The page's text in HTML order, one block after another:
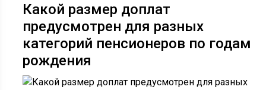
Какой размер доплат
предусмотрен для разных
категорий пенсионеров по годам
рождения